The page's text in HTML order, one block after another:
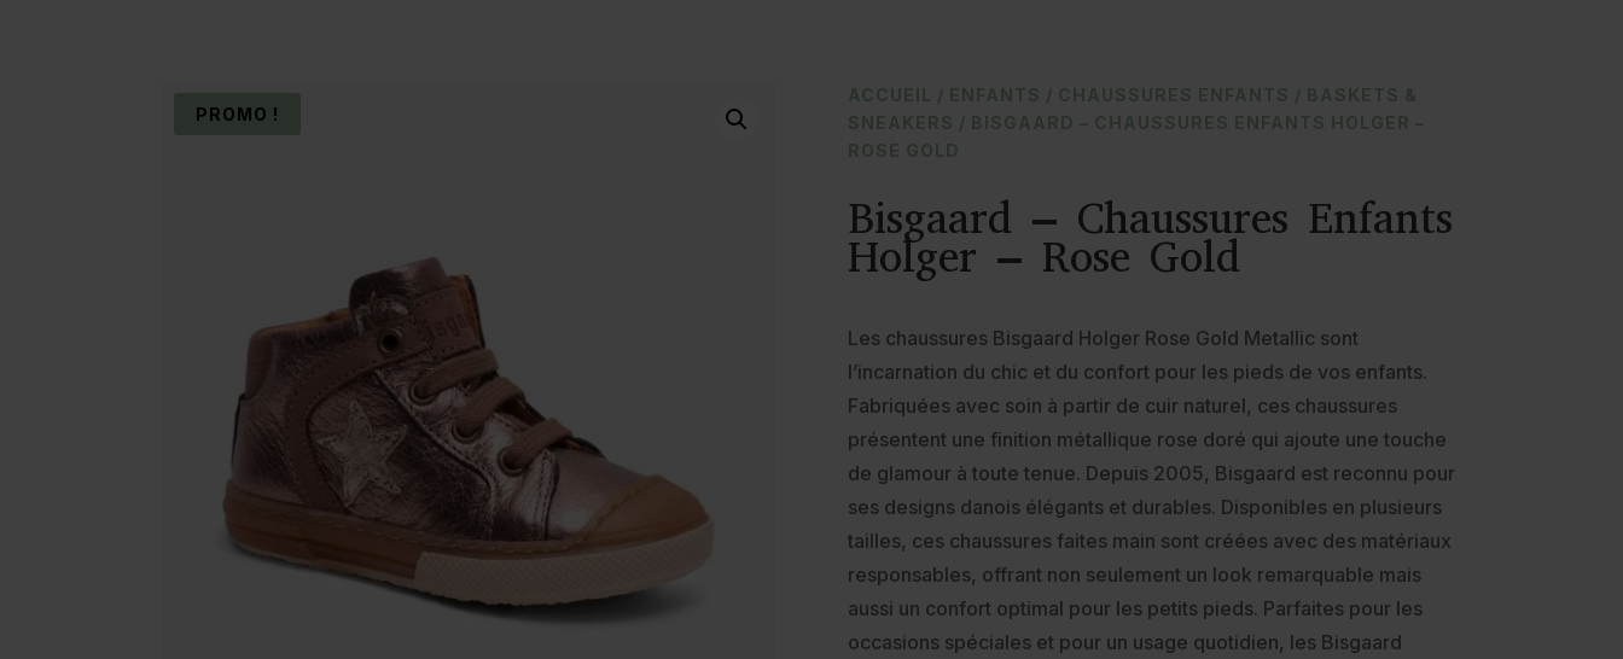
PROMO !
ACCUEIL / ENFANTS / CHAUSSURES ENFANTS / BASKETS &
SNEAKERS / BISGAARD – CHAUSSURES ENFANTS HOLGER –
ROSE GOLD
Bisgaard – Chaussures Enfants
Holger – Rose Gold
Les chaussures Bisgaard Holger Rose Gold Metallic sont
l’incarnation du chic et du confort pour les pieds de vos enfants.
Fabriquées avec soin à partir de cuir naturel, ces chaussures
présentent une finition métallique rose doré qui ajoute une touche
de glamour à toute tenue. Depuis 2005, Bisgaard est reconnu pour
ses designs danois élégants et durables. Disponibles en plusieurs
tailles, ces chaussures faites main sont créées avec des matériaux
responsables, offrant non seulement un look remarquable mais
aussi un confort optimal pour les petits pieds. Parfaites pour les
occasions spéciales et pour un usage quotidien, les Bisgaard